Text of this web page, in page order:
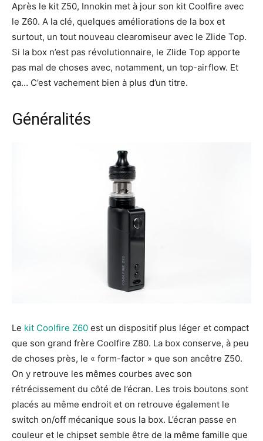
Après le kit Z50, Innokin met à jour son kit Coolfire avec
le Z60. A la clé, quelques améliorations de la box et
surtout, un tout nouveau clearomiseur avec le Zlide Top.
Si la box n’est pas révolutionnaire, le Zlide Top apporte
pas mal de choses avec, notamment, un top-airflow. Et
ça… C’est vachement bien à plus d’un titre.
Généralités
Le kit Coolfire Z60 est un dispositif plus léger et compact
que son grand frère Coolfire Z80. La box conserve, à peu
de choses près, le « form-factor » que son ancêtre Z50.
On y retrouve les mêmes courbes avec son
rétrécissement du côté de l’écran. Les trois boutons sont
placés au même endroit et on retrouve également le
switch on/off mécanique sous la box. L’écran passe en
couleur et le chipset semble être de la même famille que